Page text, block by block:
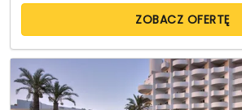
ZOBACZ OFERTĘ